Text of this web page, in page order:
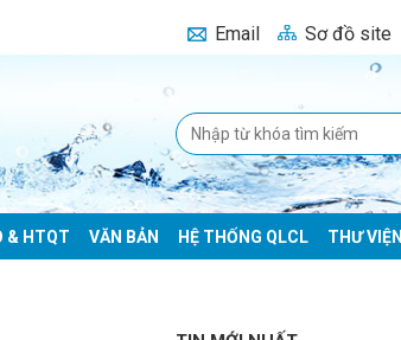
Email Sơ đồ site
& HTQT VĂN BẢN HỆ THỐNG QLCL THƯ VIỆN